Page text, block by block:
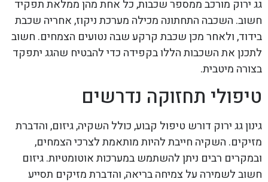
גג ירוק מורכב ממספר שכבות, כל אחת מהן ממלאת תפקיד
חשוב. השכבה התחתונה מכילה מערכת ניקוז, אחריה שכבת
בידוד, ולאחר מכן שכבת קרקע שבה נטועים הצמחים. חשוב
לתכנן את השכבות הללו בקפידה כדי להבטיח שהגג יתפקד
בצורה מיטבית.
טיפולי תחזוקה נדרשים
גינון גג ירוק דורש טיפול קבוע, כולל השקיה, גיזום, והדברת
מזיקים. השקיה חייבת להיות מותאמת לצרכי הצמחים,
ובמקרים רבים ניתן להשתמש במערכות אוטומטיות. גיזום
חשוב לשמירה על צמיחה בריאה, והדברת מזיקים תסייע